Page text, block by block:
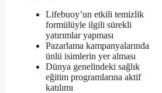
Lifebuoy’un etkili temizlik
formülüyle ilgili sürekli
yatırımlar yapması
Pazarlama kampanyalarında
ünlü isimlerin yer alması
Dünya genelindeki sağlık
eğitim programlarına aktif
katılımı